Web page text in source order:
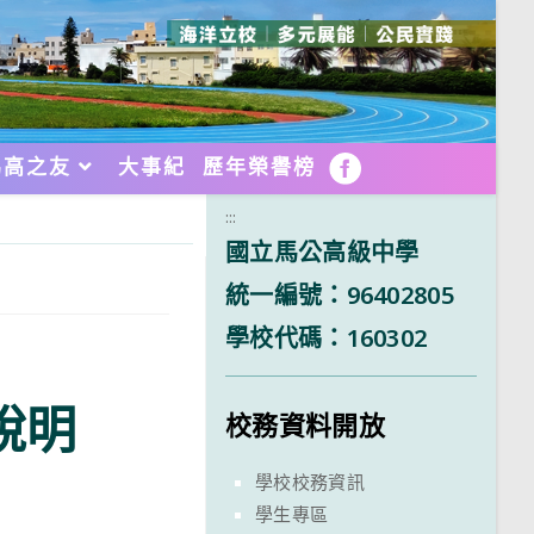
高之友 大事紀 歷年榮譽榜 FB
明
:::
國立馬公高級中學
統一編號：96402805
學校代碼：160302
校務資料開放
學校校務資訊
學生專區